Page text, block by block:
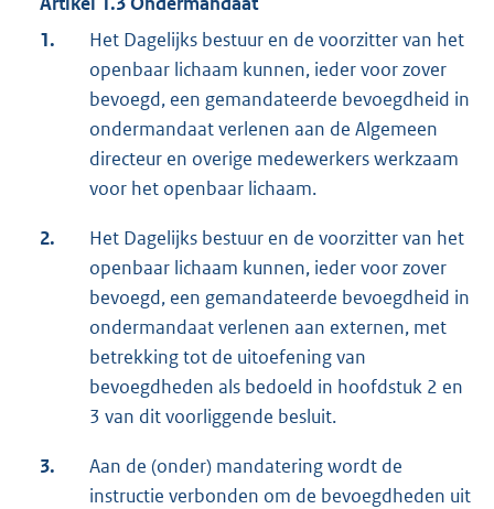
1.
Het Dagelijks bestuur en de voorzitter van het
openbaar lichaam kunnen, ieder voor zover
bevoegd, een gemandateerde bevoegdheid in
ondermandaat verlenen aan de Algemeen
directeur en overige medewerkers werkzaam
voor het openbaar lichaam.
2.
Het Dagelijks bestuur en de voorzitter van het
openbaar lichaam kunnen, ieder voor zover
bevoegd, een gemandateerde bevoegdheid in
ondermandaat verlenen aan externen, met
betrekking tot de uitoefening van
bevoegdheden als bedoeld in hoofdstuk 2 en
3 van dit voorliggende besluit.
3.
Aan de (onder) mandatering wordt de
instructie verbonden om de bevoegdheden uit